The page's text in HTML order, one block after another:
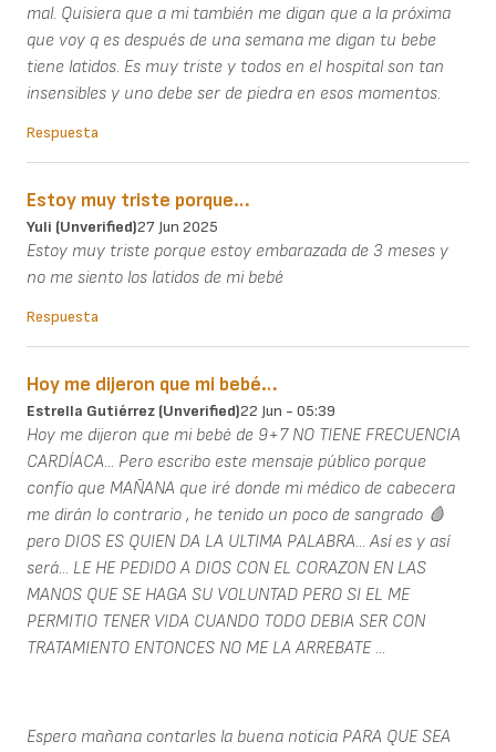
mal. Quisiera que a mi también me digan que a la próxima
que voy q es después de una semana me digan tu bebe
tiene latidos. Es muy triste y todos en el hospital son tan
insensibles y uno debe ser de piedra en esos momentos.
Respuesta
Estoy muy triste porque…
Yuli (unverified)27 Jun 2025
Estoy muy triste porque estoy embarazada de 3 meses y
no me siento los latidos de mi bebé
Respuesta
Hoy me dijeron que mi bebé…
Estrella Gutiérrez (unverified)22 Jun - 05:39
Hoy me dijeron que mi bebé de 9+7 NO TIENE FRECUENCIA
CARDÍACA... Pero escribo este mensaje público porque
confío que MAÑANA que iré donde mi médico de cabecera
me dirán lo contrario , he tenido un poco de sangrado 🩸
pero DIOS ES QUIEN DA LA ULTIMA PALABRA... Así es y así
será... LE HE PEDIDO A DIOS CON EL CORAZON EN LAS
MANOS QUE SE HAGA SU VOLUNTAD PERO SI EL ME
PERMITIO TENER VIDA CUANDO TODO DEBIA SER CON
TRATAMIENTO ENTONCES NO ME LA ARREBATE ...
Espero mañana contarles la buena noticia PARA QUE SEA